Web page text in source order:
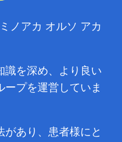
ノアカ オルソ アカ
識を深め、より良い
プを運営していま
あり、患者様にと